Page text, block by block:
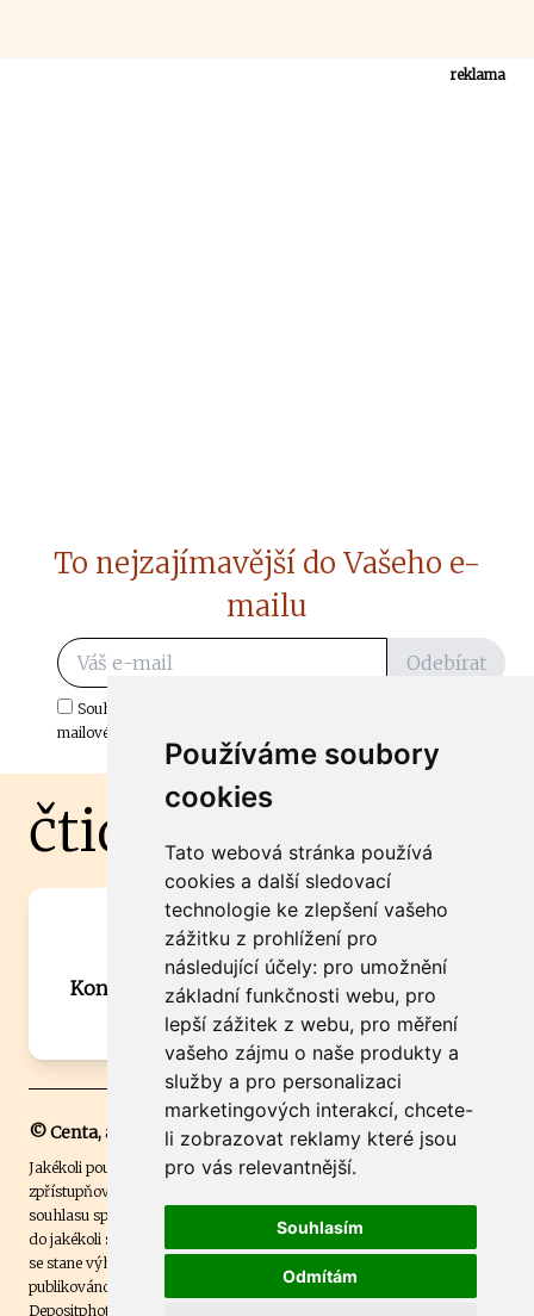
Používáme soubory
cookies
Tato webová stránka používá
cookies a další sledovací
technologie ke zlepšení vašeho
zážitku z prohlížení pro
následující účely: pro umožnění
základní funkčnosti webu, pro
lepší zážitek z webu, pro měření
vašeho zájmu o naše produkty a
služby a pro personalizaci
marketingových interakcí, chcete-
li zobrazovat reklamy které jsou
pro vás relevantnější.
Souhlasím
Odmítám
reklama
To nejzajímavější do Vašeho e-
mailu
Odebírat
Souhlasím s odběrem důležitých zpráv ze ČtiDoma.cz do mé e-
mailové schránky.
čtidoma.cz
Máte zajímavou informaci? Chcete
spolupracovat?
Kontaktujte šéfredaktora Martina Chalupu:
chalupa@ctidoma.cz
© Centa, a.s.
Jakékoli použití obsahu včetně převzetí, šíření či dalšího užití a
zpřístupňování textových či obrazových materiálů bez písemného
souhlasu společnosti Centa,a.s. je zakázáno. Čtenář svým přihlášením
do jakékoli soutěže na našem webu dává souhlas s tím, že v případě, že
se stane výhercem této soutěže, může být jeho jméno na webu
publikováno. Centa, a.s. využívala licenci ČTK a využívá fotografie z
Depositphotos